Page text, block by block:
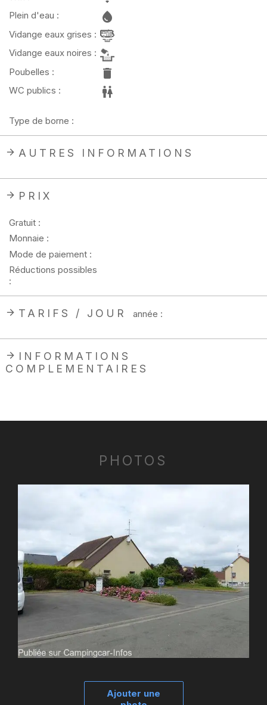
Plein d'eau :
Vidange eaux grises :
Vidange eaux noires :
Poubelles :
WC publics :
Type de borne :
AUTRES INFORMATIONS
PRIX
Gratuit :
Monnaie :
Mode de paiement :
Réductions possibles
:
TARIFS / JOUR année :
INFORMATIONS
COMPLEMENTAIRES
PHOTOS
Ajouter une